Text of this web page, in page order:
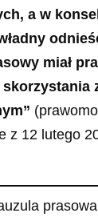
a w
miał
z 12 lutego